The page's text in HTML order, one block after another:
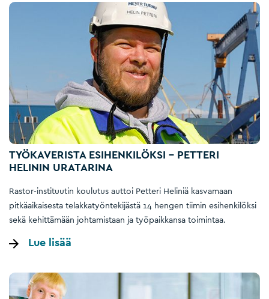
TYÖKAVERISTA ESIHENKILÖKSI – PETTERI
HELININ URATARINA
Rastor-instituutin koulutus auttoi Petteri Heliniä kasvamaan
pitkäaikaisesta telakkatyöntekijästä 14 hengen tiimin esihenkilöksi
sekä kehittämään johtamistaan ja työpaikkansa toimintaa.
Lue lisää